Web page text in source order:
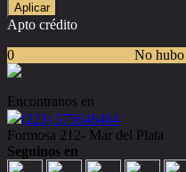
Aplicar
Apto crédito
No hubo
0
Encontranos en
(223) 575646464
Formosa 212- Mar del Plata
Seguinos en